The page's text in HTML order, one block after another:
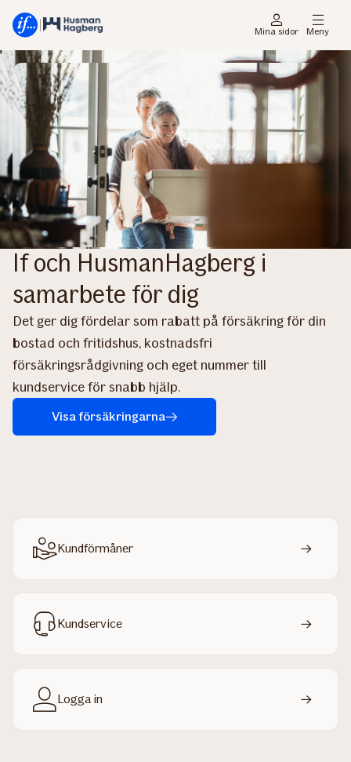
direkt
sidans
huvudmenyn
direkt
sidans
innehåll
Mina sidor Meny
If och HusmanHagberg i
samarbete för dig
Det ger dig fördelar som rabatt på försäkring för din
bostad och fritidshus, kostnadsfri
försäkringsrådgivning och eget nummer till
kundservice för snabb hjälp.
Visa försäkringarna
Kundförmåner
Kundservice
Logga in